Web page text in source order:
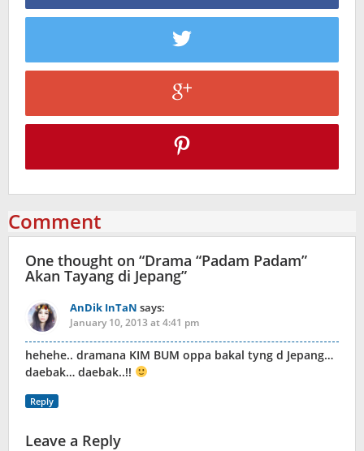
Comment
One thought on “Drama “Padam Padam”
Akan Tayang di Jepang”
AnDik InTaN says:
January 10, 2013 at 4:41 pm
hehehe.. dramana KIM BUM oppa bakal tyng d Jepang…
daebak… daebak..!!
Reply
Leave a Reply